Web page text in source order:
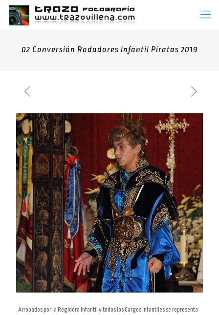
02 Conversión Rodadores Infantil Piratas 2019
Arropados por la Regidora Infantil y todos los Cargos Infantiles se representa